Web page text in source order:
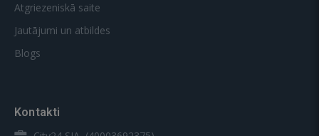
Atgriezeniskā saite
Jautājumi un atbildes
Blogs
Kontakti